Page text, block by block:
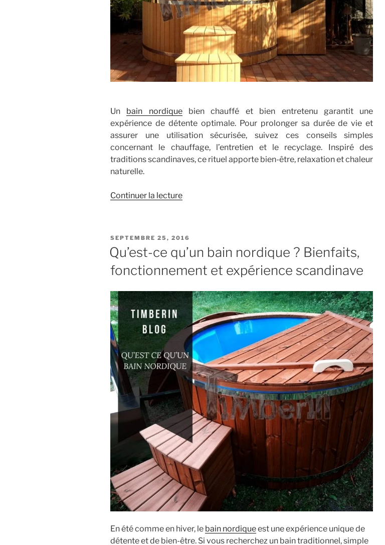
Un bain nordiquebien chauffé et bien entretenu garantit une
expérience de détente optimale. Pour prolonger sa durée de vie et
assurer une utilisation sécurisée, suivez ces conseils simples
concernant le chauffage, l’entretien et le recyclage. Inspiré des
traditions scandinaves, ce rituel apporte bien-être, relaxation et chaleur
naturelle.
Continuer la lecturede
profiter
pleinement
votre
bain
nordique »
PUBLIÉ
LE
SEPTEMBRE 25, 2016
Qu’est-ce qu’un bain nordique ? Bienfaits,
fonctionnement et expérience scandinave
En été comme en hiver, le bain nordiqueest une expérience unique de
détente et de bien-être. Si vous recherchez un bain traditionnel, simple